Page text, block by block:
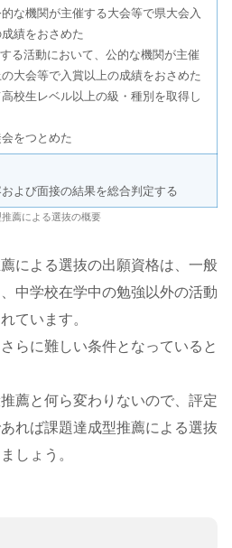
な機関が主催する大会等で県大会入
績をおさめた
る活動において、公的な機関が主催
大会等で入賞以上の成績をおさめた
校生レベル以上の級・種別を取得し
をつとめた
よび面接の結果を総合判定する
薦による選抜の概要
による選抜の出願資格は、一般
中学校在学中の勉強以外の活動
ています。
らに難しい条件となっていると
薦と何ら変わりないので、評定
れば課題達成型推薦による選抜
しょう。